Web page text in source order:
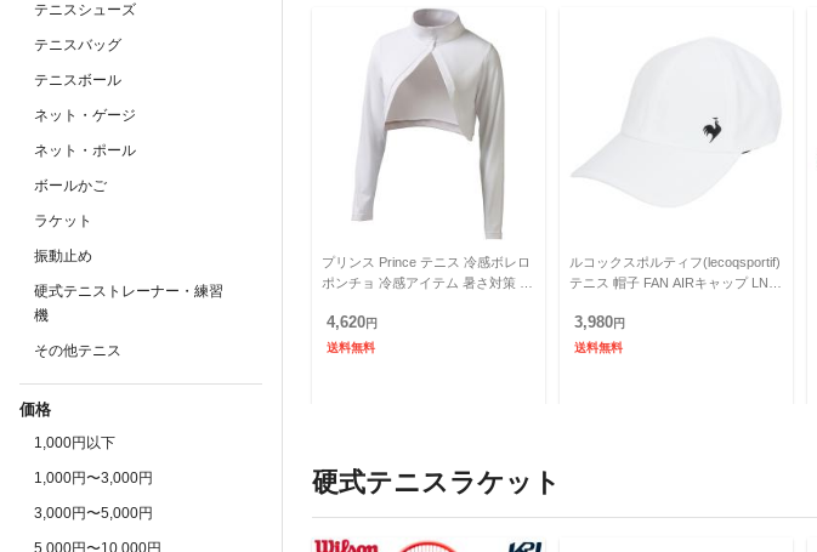
テニスシューズ
テニスバッグ
テニスボール
ネット・ゲージ
ネット・ポール
ボールかご
ラケット
振動止め
硬式テニストレーナー・練習
機
その他テニス
価格
1,000円以下
1,000円〜3,000円
3,000円〜5,000円
5,000円〜10,000円
プリンス Prince テニス 冷感ボレロ
ポンチョ 冷感アイテム 暑さ対策 ス
4,620円
送料無料
ルコックスポルティフ(lecoqsportif)
テニス 帽子 FAN AIRキャップ LN5
3,980円
送料無料
硬式テニスラケット